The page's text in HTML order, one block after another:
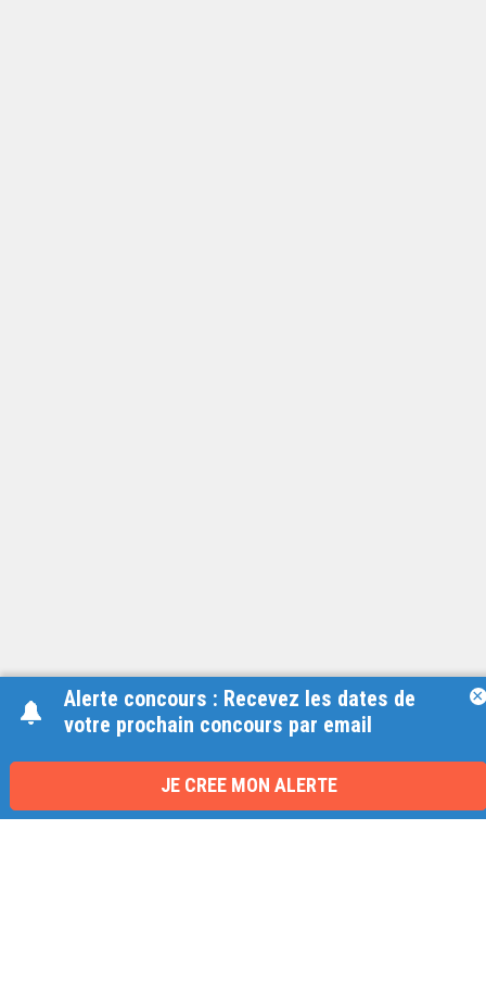
Alerte concours : Recevez les dates de
votre prochain concours par email
JE CREE MON ALERTE
×
Une équipe à votre écoute
du lundi au vendredi de 9h à 17h
01 79 06 76 68